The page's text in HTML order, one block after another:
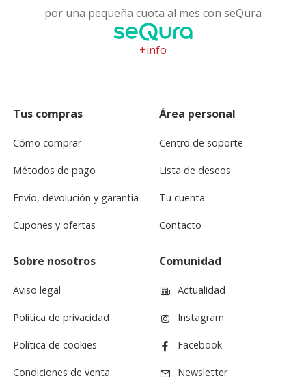
por una pequeña cuota al mes con seQura
+info
Tus compras
Cómo comprar
Métodos de pago
Envío, devolución y garantía
Cupones y ofertas
Área personal
Centro de soporte
Lista de deseos
Tu cuenta
Contacto
Sobre nosotros
Aviso legal
Política de privacidad
Política de cookies
Condiciones de venta
Comunidad
Actualidad
Instagram
Facebook
Newsletter